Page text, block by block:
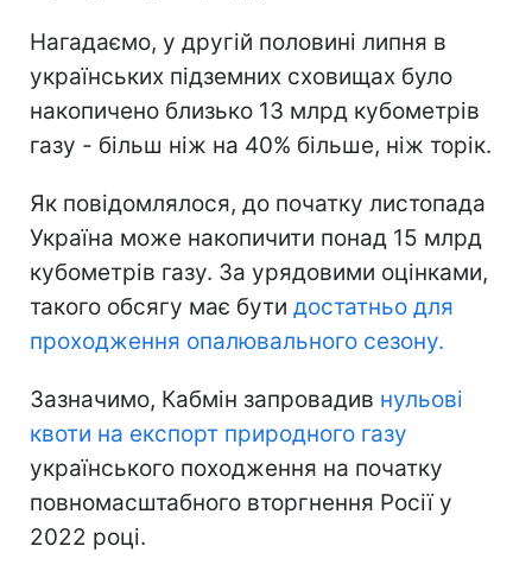
Нагадаємо, у другій половині липня в
українських підземних сховищах було
накопичено близько 13 млрд кубометрів
газу - більш ніж на 40% більше, ніж торік.
Як повідомлялося, до початку листопада
Україна може накопичити понад 15 млрд
кубометрів газу. За урядовими оцінками,
такого обсягу має бути достатньо для
проходження опалювального сезону.
Зазначимо, Кабмін запровадив нульові
квоти на експорт природного газу
українського походження на початку
повномасштабного вторгнення Росії у
2022 році.